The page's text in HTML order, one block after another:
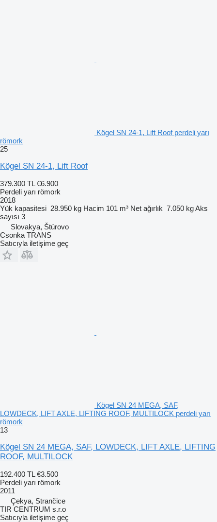
Kögel SN 24-1, Lift Roof perdeli yarı
römork
25
Kögel SN 24-1, Lift Roof
379.300 TL €6.900
Perdeli yarı römork
2018
Yük kapasitesi 28.950 kg Hacim 101 m³ Net ağırlık 7.050 kgAks
sayısı 3
Slovakya, Štúrovo
Csonka TRANS
Satıcıyla iletişime geç
Kögel SN 24 MEGA, SAF,
LOWDECK, LIFT AXLE, LIFTING ROOF, MULTILOCK perdeli yarı
römork
13
Kögel SN 24 MEGA, SAF, LOWDECK, LIFT AXLE, LIFTING
ROOF, MULTILOCK
192.400 TL €3.500
Perdeli yarı römork
2011
Çekya, Strančice
TIR CENTRUM s.r.o
Satıcıyla iletişime geç